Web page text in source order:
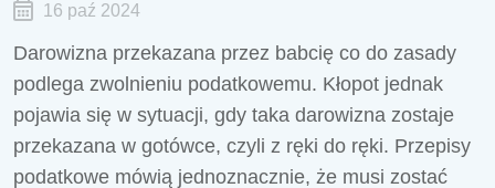
16 paź 2024
Darowizna przekazana przez babcię co do zasady
podlega zwolnieniu podatkowemu. Kłopot jednak
pojawia się w sytuacji, gdy taka darowizna zostaje
przekazana w gotówce, czyli z ręki do ręki. Przepisy
podatkowe mówią jednoznacznie, że musi zostać